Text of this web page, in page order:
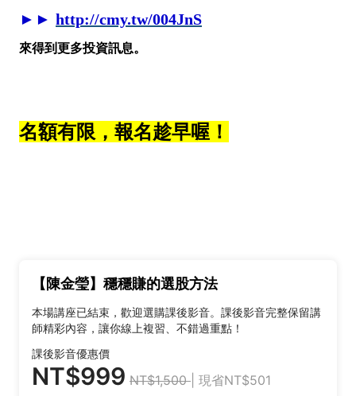
►► http://cmy.tw/004JnS
來得到更多投資訊息。
名額有限，報名趁早喔！
【陳金瑩】穩穩賺的選股方法
本場講座已結束，歡迎選購課後影音。課後影音完整保留講
師精彩內容，讓你線上複習、不錯過重點！
課後影音優惠價
NT$999 NT$1,500 | 現省NT$501